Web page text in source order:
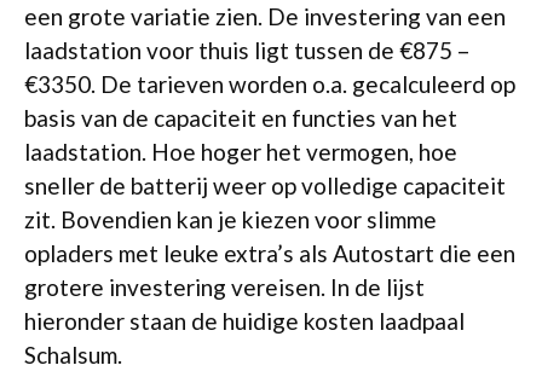
een grote variatie zien. De investering van een
laadstation voor thuis ligt tussen de €875 –
€3350. De tarieven worden o.a. gecalculeerd op
basis van de capaciteit en functies van het
laadstation. Hoe hoger het vermogen, hoe
sneller de batterij weer op volledige capaciteit
zit. Bovendien kan je kiezen voor slimme
opladers met leuke extra’s als Autostart die een
grotere investering vereisen. In de lijst
hieronder staan de huidige kosten laadpaal
Schalsum.